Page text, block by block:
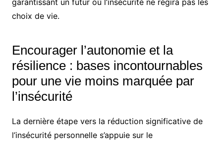
garantissant un futur où l’insécurité ne régira pas les
choix de vie.
Encourager l’autonomie et la
résilience : bases incontournables
pour une vie moins marquée par
l’insécurité
La dernière étape vers la réduction significative de
l’insécurité personnelle s’appuie sur le